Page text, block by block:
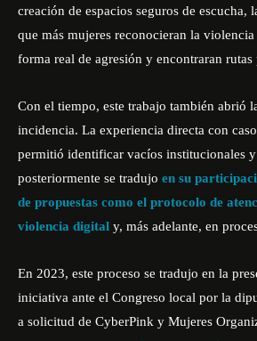
creación de espacios seguros de escucha,
que más mujeres reconocieran la
forma real de agresión y encontraran rutas
Con el tiempo, este trabajo también abrió
incidencia. La experiencia directa con
permitió identificar vacíos institucionales
posteriormente se tradujo en su
de propuestas como el protocolo de
violencia digital y, más adelante, en
En 2023, este proceso se tradujo en la
iniciativa ante el Congreso local por la
a solicitud de CyberPink y Mujeres